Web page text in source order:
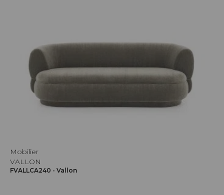
Mobilier
VALLON
FVALLCA240 - Vallon